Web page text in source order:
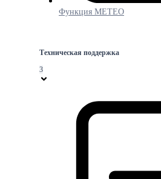
Функция МЕТЕО
Техническая поддержка
3